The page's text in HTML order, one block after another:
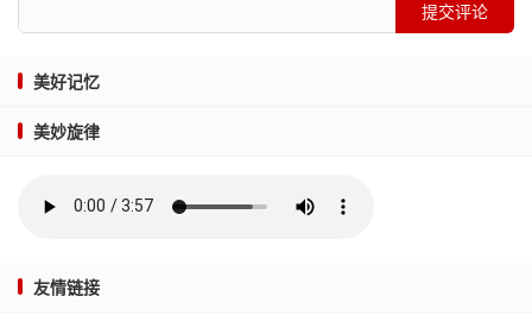
提交评论
美好记忆
美妙旋律
友情链接